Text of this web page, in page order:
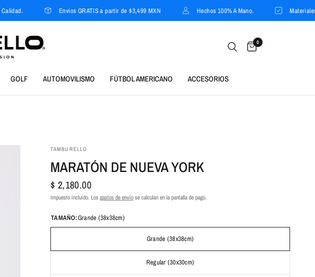
Envíos GRATIS a partir de $3,499 MXN Hechos 100% A Mano. Materiales de
0
GOLF AUTOMOVILISMO FÚTBOL AMERICANO ACCESORIOS
TAMBURELLO
MARATÓN DE NUEVA YORK
$ 2,180.00
Impuesto incluido. Losgastos de envíose calculan en la pantalla de pago.
TAMAÑO:Grande (38x38cm)
Grande (38x38cm)
Regular (30x30cm)